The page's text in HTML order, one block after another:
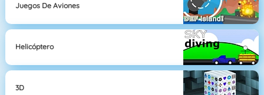
Juegos De Aviones
Helicóptero
3D